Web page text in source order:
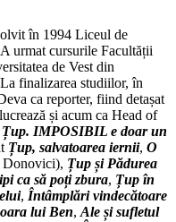
în 1994 Liceul de
urmat cursurile Facultății
de Vest din
finalizarea studiilor, în
ca reporter, fiind detașat
și acum ca Head of
Țup. IMPOSIBIL e doar un
Țup, salvatoarea iernii, O
Donovici), Țup și Pădurea
ca să poți zbura, Țup în
, Întâmplări vindecătoare
lui Ben, Ale și sufletul